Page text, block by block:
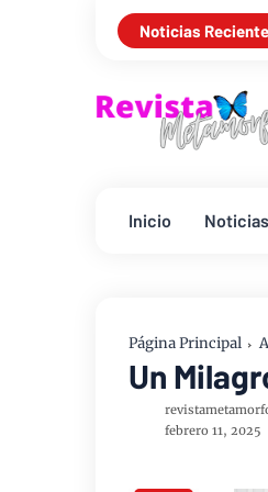
Noticias
Purse inaugura un
Inicio Noticias
Página Principal
Un
febrero 11, 2025